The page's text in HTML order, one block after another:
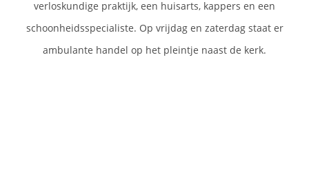
verloskundige praktijk, een huisarts, kappers en een
schoonheidsspecialiste. Op vrijdag en zaterdag staat er
ambulante handel op het pleintje naast de kerk.